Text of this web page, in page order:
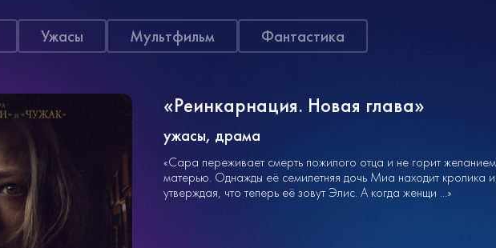
Ужасы Мультфильм Фантастика
«Реинкарнация. Новая глава»
ужасы, драма
«Сара переживает смерть пожилого отца и не горит
матерью. Однажды её семилетняя дочь Миа находит кролика
утверждая, что теперь её зовут Элис. А когда женщи ...»